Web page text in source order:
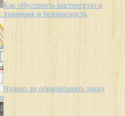
Как обустроить мастерскую в
хранение и безопасность
Нужно ли обрабатывать доску